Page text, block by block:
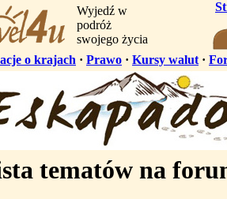
Wyjedź w
podróż
swojego życia
o krajach · Prawo · Kursy walut ·
tematów na